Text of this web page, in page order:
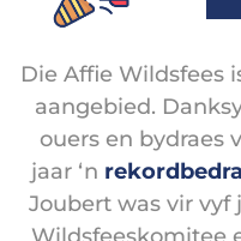
Die Affie Wildsfees
aangebied.
ouers en bydraes
jaar ‘n
Joubert was vir vyf